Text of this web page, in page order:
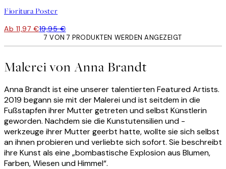
Fioritura Poster
Ab 11,97 €19,95 €
7 VON 7 PRODUKTEN WERDEN ANGEZEIGT
Malerei von Anna Brandt
Anna Brandt ist eine unserer talentierten Featured Artists.
2019 begann sie mit der Malerei und ist seitdem in die
Fußstapfen ihrer Mutter getreten und selbst Künstlerin
geworden. Nachdem sie die Kunstutensilien und -
werkzeuge ihrer Mutter geerbt hatte, wollte sie sich selbst
an ihnen probieren und verliebte sich sofort. Sie beschreibt
ihre Kunst als eine „bombastische Explosion aus Blumen,
Farben, Wiesen und Himmel“.